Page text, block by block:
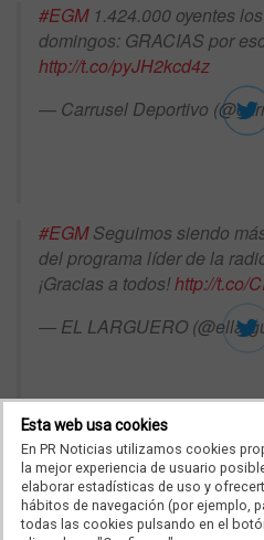
#EGM1.424.000 oyentes
domingos: GRACIAS por
http://t.co/pyJH2kcd4z
— Carrusel Deportivo
#EGMSeguimos siendo
del programa líder de la
¡Gracias a todos!http://t.co/
— EL LARGUERO
El equipo@SERDeportivos
#egm.Subimos hasta
os consideramos parte del
Esta web usa cookies
En PR Noticias utilizamos cookies
la mejor experiencia de usuario
elaborar estadísticas de uso y
hábitos de navegación (por ejemplo,
todas las cookies pulsando en el